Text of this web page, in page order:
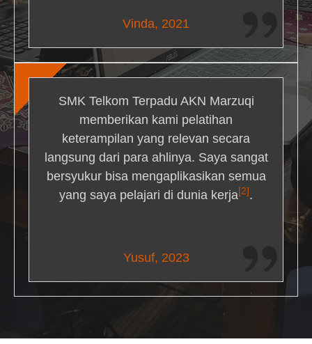
Vinda, 2021
SMK Telkom Terpadu AKN Marzuqi
memberikan kami pelatihan
keterampilan yang relevan secara
langsung dari para ahlinya. Saya sangat
bersyukur bisa mengaplikasikan semua
yang saya pelajari di dunia kerja[2] .
Yusuf, 2023